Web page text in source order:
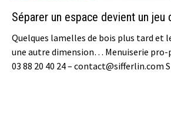
Séparer un espace devient un jeu
Quelques lamelles de bois plus tard et
une autre dimension… Menuiserie pro-
03 88 20 40 24 – contact@sifferlin.com